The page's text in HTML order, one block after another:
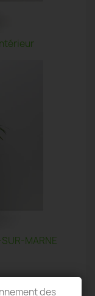
MARNE
des